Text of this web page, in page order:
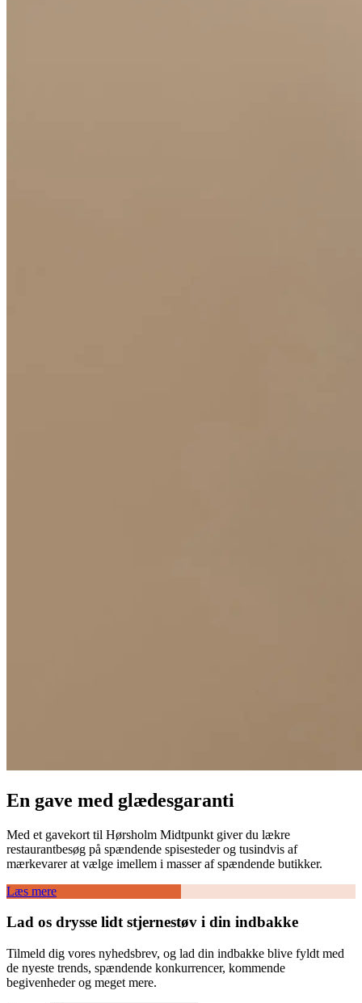
En gave med glædesgaranti
Med et gavekort til Hørsholm Midtpunkt giver du lækre
restaurantbesøg på spændende spisesteder og tusindvis af
mærkevarer at vælge imellem i masser af spændende butikker.
Læs mere
Lad os drysse lidt stjernestøv i din indbakke
Tilmeld dig vores nyhedsbrev, og lad din indbakke blive fyldt med
de nyeste trends, spændende konkurrencer, kommende
begivenheder og meget mere.